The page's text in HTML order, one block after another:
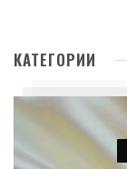
КАТЕГОРИИ